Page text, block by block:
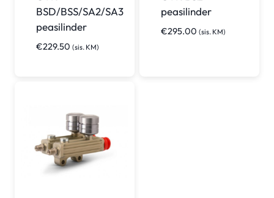
BSD/BSS/SA2/SA3
peasilinder
€229.50 (sis. KM)
peasilinder
€295.00 (sis. KM)